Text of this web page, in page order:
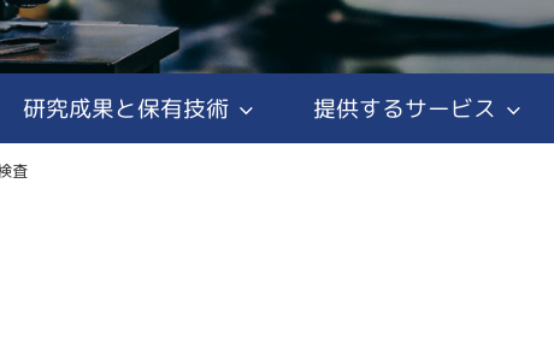
研究成果と保有技術 提供するサービス
査